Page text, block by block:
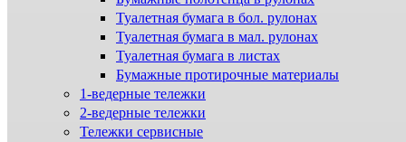
Туалетная бумага в бол. рулонах
Туалетная бумага в мал. рулонах
Туалетная бумага в листах
Бумажные протирочные материалы
1-ведерные тележки
2-ведерные тележки
Тележки сервисные